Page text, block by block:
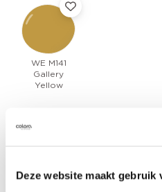
Deze website maakt gebruik
WE M141
Gallery
Yellow